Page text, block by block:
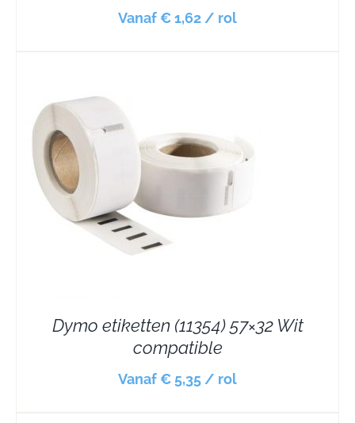
Vanaf € 1,62 / rol
Dymo etiketten (11354) 57×32 Wit
compatible
Vanaf € 5,35 / rol